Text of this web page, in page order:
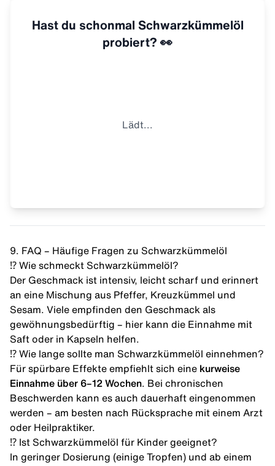
Hast du schonmal Schwarzkümmelöl
probiert? 👀
Lädt...
9. FAQ – Häufige Fragen zu Schwarzkümmelöl
⁉️ Wie schmeckt Schwarzkümmelöl?
Der Geschmack ist intensiv, leicht scharf und erinnert
an eine Mischung aus Pfeffer, Kreuzkümmel und
Sesam. Viele empfinden den Geschmack als
gewöhnungsbedürftig – hier kann die Einnahme mit
Saft oder in Kapseln helfen.
⁉️ Wie lange sollte man Schwarzkümmelöl einnehmen?
Für spürbare Effekte empfiehlt sich eine kurweise
Einnahme über 6–12 Wochen . Bei chronischen
Beschwerden kann es auch dauerhaft eingenommen
werden – am besten nach Rücksprache mit einem Arzt
oder Heilpraktiker.
⁉️ Ist Schwarzkümmelöl für Kinder geeignet?
In geringer Dosierung (einige Tropfen) und ab einem